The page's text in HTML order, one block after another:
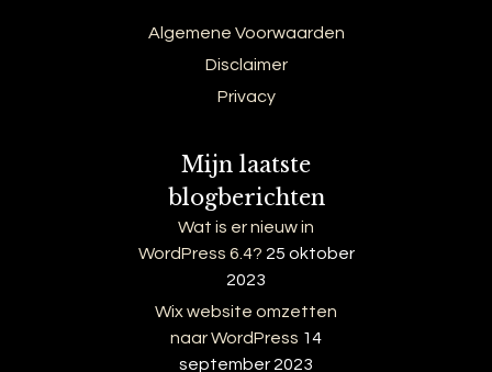
Algemene Voorwaarden
Disclaimer
Privacy
Mijn laatste
blogberichten
Wat is er nieuw in
WordPress 6.4? 25 oktober
2023
Wix website omzetten
naar WordPress 14
september 2023